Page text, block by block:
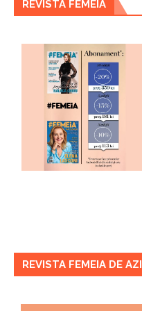
REVISTA FEMEIA
REVISTA FEMEIA DE AZI